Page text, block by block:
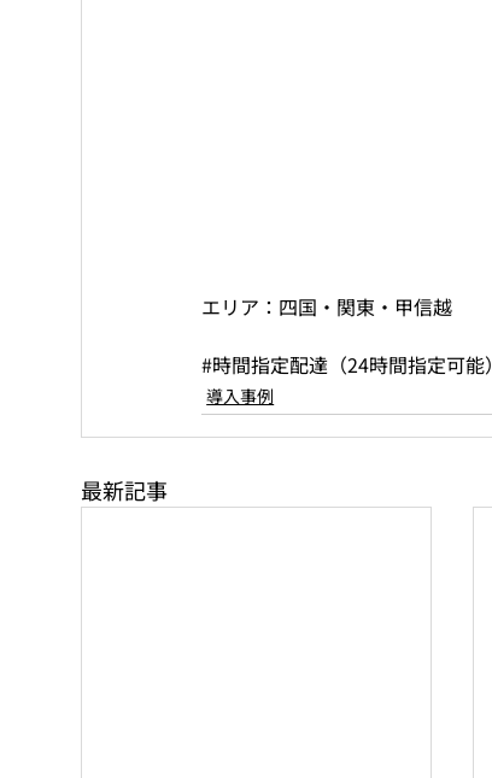
エリア：四国・関東・甲信越
#時間指定配達 （24時間指定可能）
導入事例
最新記事